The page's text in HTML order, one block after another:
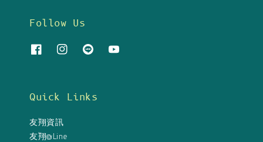
Follow Us
Quick Links
友翔資訊
友翔@Line